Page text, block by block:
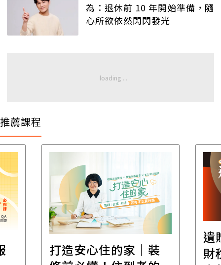
為：退休前 10 年開始準備，隨
心所欲依然閃閃發光
推薦課程
打造安心住的家｜裝
遺
財